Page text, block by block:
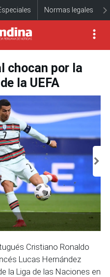
Normas legales
chocan por la
la UEFA
Cristiano Ronaldo
Lucas Hernández
la Liga de las Naciones en